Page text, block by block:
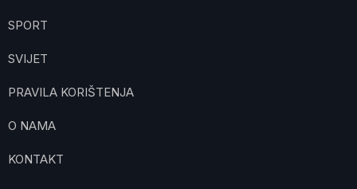
SPORT
SVIJET
PRAVILA KORIŠTENJA
O NAMA
KONTAKT